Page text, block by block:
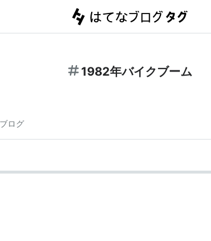
1982年バイクブーム
ログ